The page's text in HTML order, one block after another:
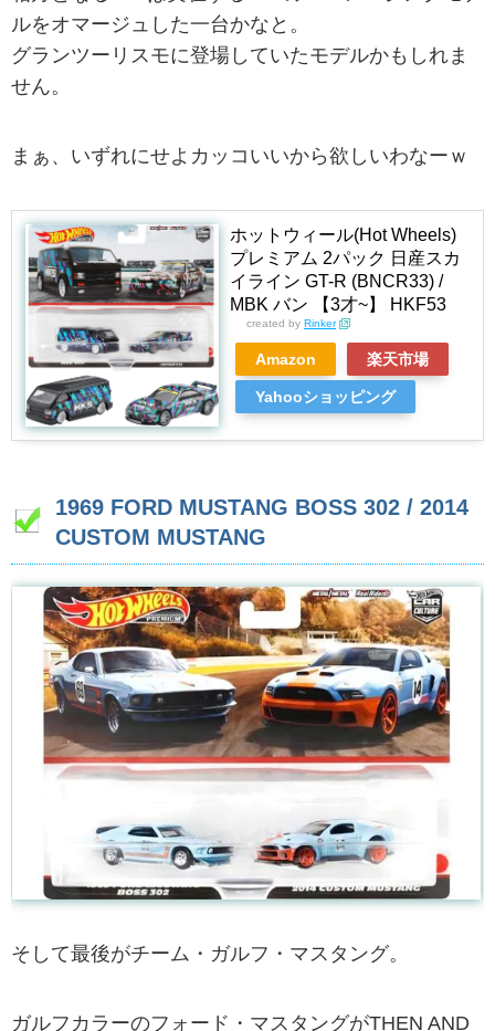
ルをオマージュした一台かなと。
グランツーリスモに登場していたモデルかもしれま
せん。
まぁ、いずれにせよカッコいいから欲しいわなーｗ
ホットウィール(Hot Wheels)
プレミアム 2パック 日産スカ
イライン GT-R (BNCR33) /
MBK バン 【3才~】 HKF53
created by Rinker
Amazon 楽天市場
Yahooショッピング
1969 FORD MUSTANG BOSS 302 / 2014
CUSTOM MUSTANG
そして最後がチーム・ガルフ・マスタング。
ガルフカラーのフォード・マスタングがTHEN AND